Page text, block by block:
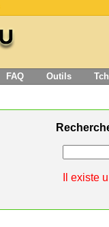
FAQ Outils
Il existe